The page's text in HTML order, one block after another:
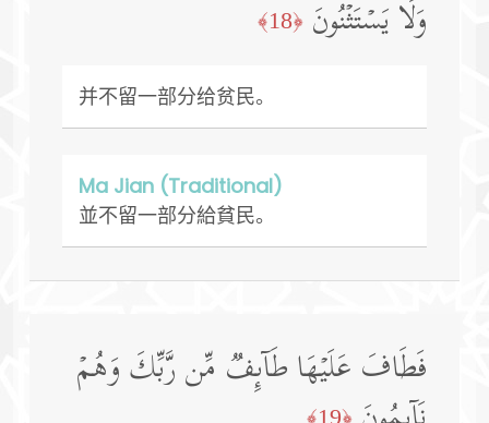
وَلَا یَسۡتَثۡنُونَ ﴿18﴾
并不留一部分给贫民。
Ma Jian (Traditional)
並不留一部分給貧民。
فَطَافَ عَلَیۡهَا طَاۤىِٕفࣱ مِّن رَّبِّكَ وَهُمۡ
﴿19﴾